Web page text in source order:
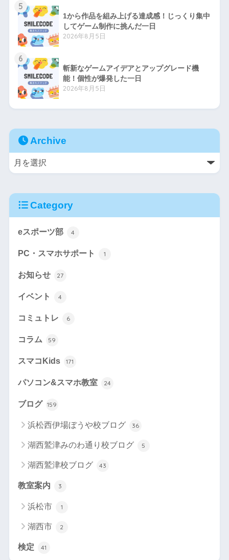
5
1から作品を組み上げる達成感！じっくり集中
してゲーム制作に挑んだ一日
2026年8月5日
6
斬新なゲームアイデアとアップグレード機
能！個性が爆発した一日
2026年8月5日
Archive
Category
eスポーツ部 4
PC・スマホサポート 1
お知らせ 27
イベント 4
コミュトレ 6
コラム 59
スマコKids 171
パソコン&スマホ教室 24
ブログ 159
浜松西伊場ぼうや校ブログ 36
湖西鷲津みのわ通り校ブログ 5
湖西鷲津校ブログ 43
教室案内 3
浜松市 1
湖西市 2
検定 41